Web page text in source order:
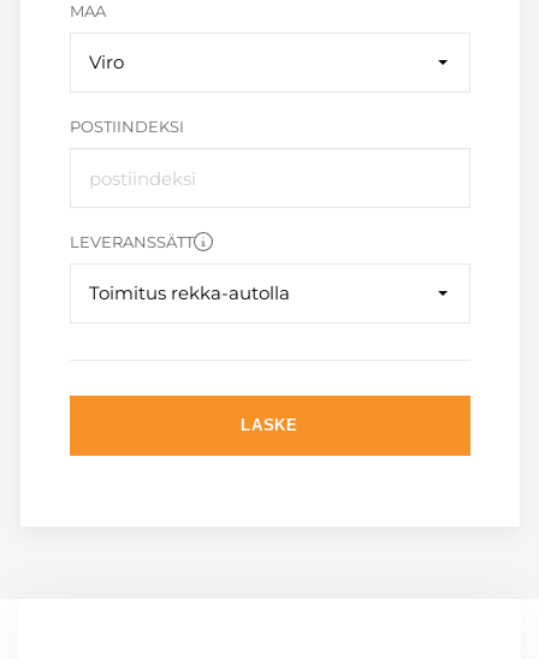
MAA
Viro
POSTIINDEKSI
LEVERANSSÄTT
Toimitus rekka-autolla
LASKE